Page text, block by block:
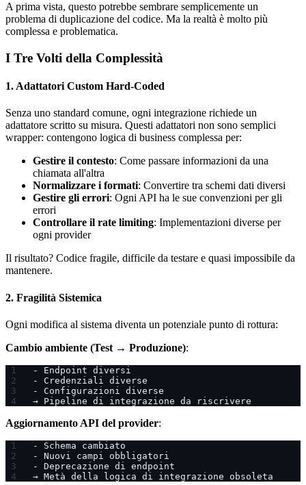
A prima vista, questo potrebbe sembrare semplicemente un
problema di duplicazione del codice. Ma la realtà è molto più
complessa e problematica.
I Tre Volti della Complessità
1. Adattatori Custom Hard-Coded
Senza uno standard comune, ogni integrazione richiede un
adattatore scritto su misura. Questi adattatori non sono semplici
wrapper: contengono logica di business complessa per:
Gestire il contesto: Come passare informazioni da una
chiamata all'altra
Normalizzare i formati: Convertire tra schemi dati diversi
Gestire gli errori: Ogni API ha le sue convenzioni per gli
errori
Controllare il rate limiting: Implementazioni diverse per
ogni provider
Il risultato? Codice fragile, difficile da testare e quasi impossibile da
mantenere.
2. Fragilità Sistemica
Ogni modifica al sistema diventa un potenziale punto di rottura:
Cambio ambiente (Test → Produzione):
- Endpoint diversi
- Credenziali diverse
- Configurazioni diverse
→ Pipeline di integrazione da riscrivere
Aggiornamento API del provider:
- Schema cambiato
- Nuovi campi obbligatori
- Deprecazione di endpoint
→ Metà della logica di integrazione obsoleta